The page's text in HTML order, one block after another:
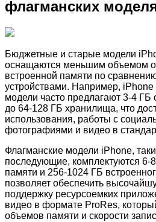
флагманских
Бюджетные и старые модели
оснащаются меньшим объемом
встроенной памяти по
устройствами. Например,
модели часто предлагают 3-4 ГБ
до 64-128 ГБ хранилища, что
использования, работы с
фотографиями и видео в
Флагманские модели iPhone,
последующие, комплектуются 6-
памяти и 256-1024 ГБ
позволяет обеспечить
поддержку ресурсоемких
видео в формате ProRes,
объемов памяти и скорости